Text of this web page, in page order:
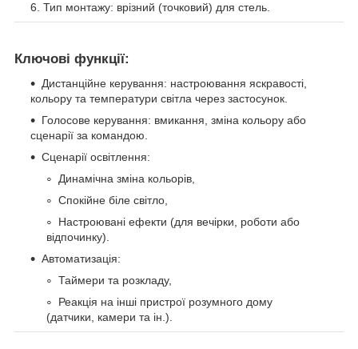
Тип монтажу: врізний (точковий) для стель.
Ключові функції:
Дистанційне керування: настроювання яскравості,
кольору та температури світла через застосунок.
Голосове керування: вмикання, зміна кольору або
сценарії за командою.
Сценарії освітлення:
Динамічна зміна кольорів,
Спокійне біле світло,
Настроювані ефекти (для вечірки, роботи або
відпочинку).
Автоматизація:
Таймери та розкладу,
Реакція на інші пристрої розумного дому
(датчики, камери та ін.).